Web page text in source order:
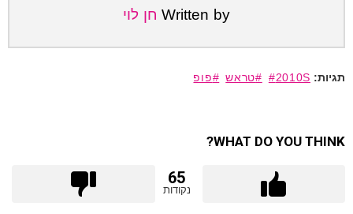
Written by חן לוי
2010S טראש פופ
WHAT DO YOU THINK?
65
נקודות